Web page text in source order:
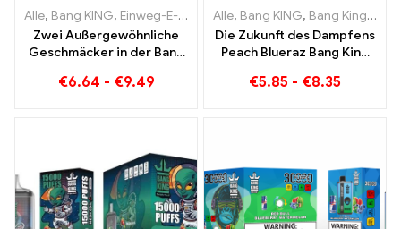
Alle, Bang KING, Einweg-E-Zigaretten Litauen ,Einweg-E-
Zwei Außergewöhnliche
Geschmäcker in der Bang
Zigarette Blueberry
€6.64 - €9.49
Alle, Bang KING, Bang King Smart Screen 15000 Puff
Die Zukunft des Dampfens
Peach Blueraz Bang King
€5.85 - €8.35